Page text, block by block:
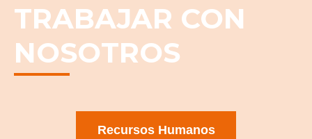
TRABAJAR CON
NOSOTROS
Recursos Humanos